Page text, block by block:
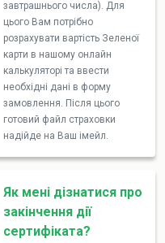
завтрашнього числа). Для
цього Вам потрібно
розрахувати вартість Зеленої
карти в нашому онлайн
калькуляторі та ввести
необхідні дані в форму
замовлення. Після цього
готовий файл страховки
надійде на Ваш імейл.
Як мені дізнатися про
закінчення дії
сертифіката?